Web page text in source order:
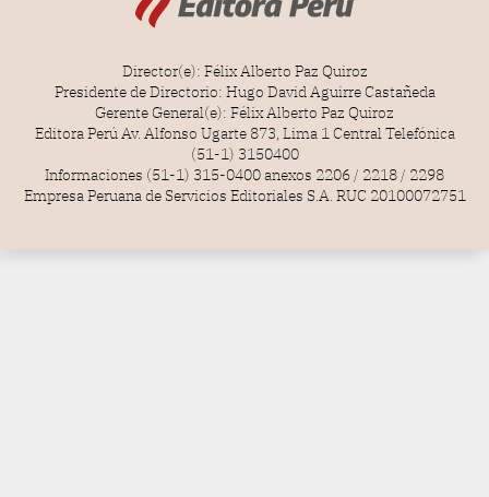
Director(e): Félix Alberto Paz Quiroz
Presidente de Directorio: Hugo David Aguirre Castañeda
Gerente General(e): Félix Alberto Paz Quiroz
Editora Perú Av. Alfonso Ugarte 873, Lima 1 Central Telefónica
(51-1) 3150400
Informaciones (51-1) 315-0400 anexos 2206 / 2218 / 2298
Empresa Peruana de Servicios Editoriales S.A. RUC 20100072751